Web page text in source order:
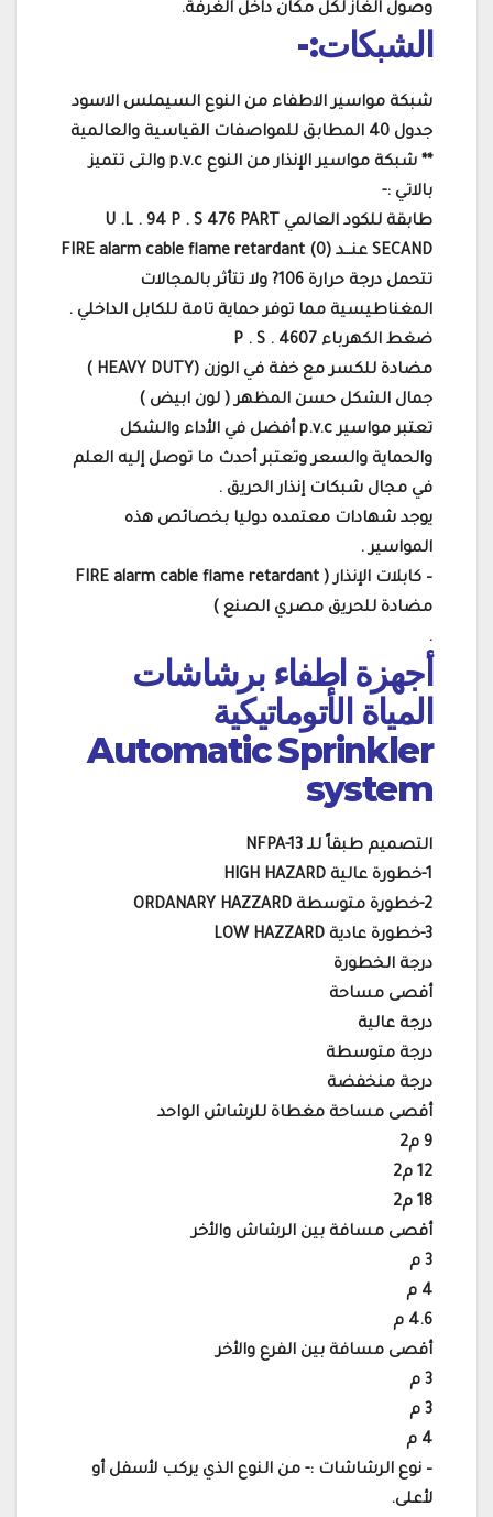
وصول الغاز لكل مكان داخل الغرفة.
الشبكات:-
شبكة مواسير الاطفاء من النوع السيملس الاسود
جدول 40 المطابق للمواصفات القياسية والعالمية
** شبكة مواسير الإنذار من النوع p.v.c والتى تتميز
بالاتي :-
طابقة للكود العالمي U .L . 94 P . S 476 PART
FIRE alarm cable flame retardant عنـــد (0) SECAND
تتحمل درجة حرارة 106? ولا تتأثر بالمجالات
المغناطيسية مما توفر حماية تامة للكابل الداخلي .
ضغط الكهرباء P . S . 4607
مضادة للكسر مع خفة في الوزن (HEAVY DUTY )
جمال الشكل حسن المظهر ( لون ابيض )
تعتبر مواسير p.v.c أفضل في الأداء والشكل
والحماية والسعر وتعتبر أحدث ما توصل إليه العلم
في مجال شبكات إنذار الحريق .
يوجد شهادات معتمده دوليا بخصائص هذه
المواسير .
– كابلات الإنذار ( FIRE alarm cable flame retardant
مضادة للحريق مصري الصنع )
.
أجهزة اطفاء برشاشات
المياة الأتوماتيكية
Automatic Sprinkler
system
التصميم طبقاً للـ NFPA-13
1-خطورة عالية HIGH HAZARD
2-خطورة متوسطة ORDANARY HAZZARD
3-خطورة عادية LOW HAZZARD
درجة الخطورة
أقصى مساحة
درجة عالية
درجة متوسطة
درجة منخفضة
أقصى مساحة مغطاة للرشاش الواحد
9 م2
12 م2
18 م2
أقصى مسافة بين الرشاش والأخر
3 م
4 م
4.6 م
أقصى مسافة بين الفرع والأخر
3 م
3 م
4 م
– نوع الرشاشات :- من النوع الذي يركب لأسفل أو
لأعلى.